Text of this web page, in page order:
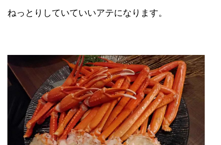
ねっとりしていていいアテになります。